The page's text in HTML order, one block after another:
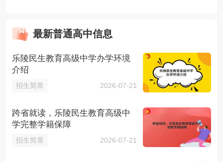
最新普通高中信息
乐陵民生教育高级中学办学环境
介绍
招生简章 2026-07-21
跨省就读，乐陵民生教育高级中
学完整学籍保障
招生简章 2026-07-21